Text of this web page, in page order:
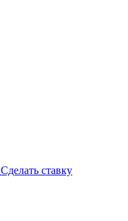
Сделать ставку